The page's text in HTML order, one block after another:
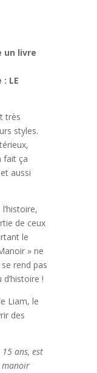
un livre
LE
très
styles.
fait ça
aussi
de ceux
le
» ne
rend pas
!
Liam, le
des
ans, est
manoir